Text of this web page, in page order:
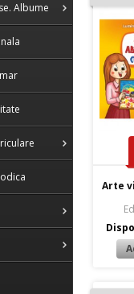
Albume
Arte